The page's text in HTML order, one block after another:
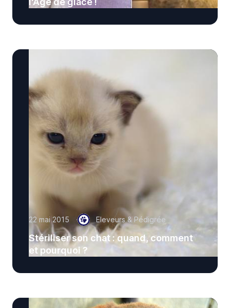
22 mai 2015 Eleveurs & Pédigrée
Stériliser son chat : quand, comment
et pourquoi ?